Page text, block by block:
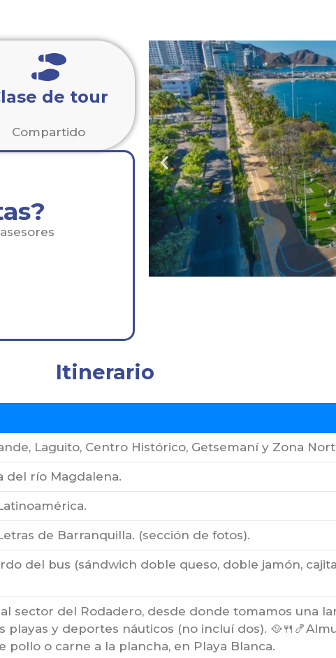
de tour
Compartido
Itinerario
Laguito, Centro Histórico, Getsemaní y Zona
del río Magdalena.
de Barranquilla. (sección de fotos).
del bus (sándwich doble queso, doble jamón,
al sector del Rodadero, desde donde tomamos una
y deportes náuticos (no incluí dos).
pollo o carne a la plancha, en Playa Blanca.